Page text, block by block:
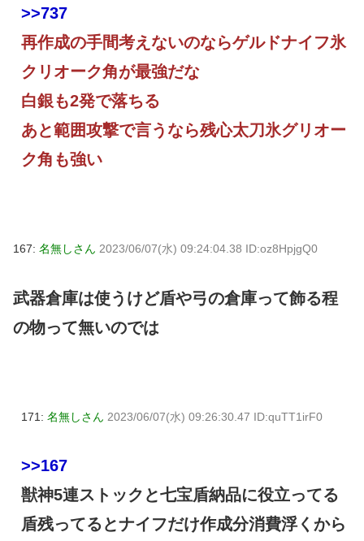
>>737
再作成の手間考えないのならゲルドナイフ氷
クリオーク角が最強だな
白銀も2発で落ちる
あと範囲攻撃で言うなら残心太刀氷グリオー
ク角も強い
167: 名無しさん 2023/06/07(水) 09:24:04.38 ID:oz8HpjgQ0
武器倉庫は使うけど盾や弓の倉庫って飾る程
の物って無いのでは
171: 名無しさん 2023/06/07(水) 09:26:30.47 ID:quTT1irF0
>>167
獣神5連ストックと七宝盾納品に役立ってる
盾残ってるとナイフだけ作成分消費浮くから